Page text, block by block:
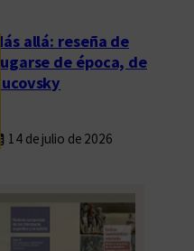
Más allá: reseña de
Fugarse de época, de
Rucovsky
14 de julio de 2026